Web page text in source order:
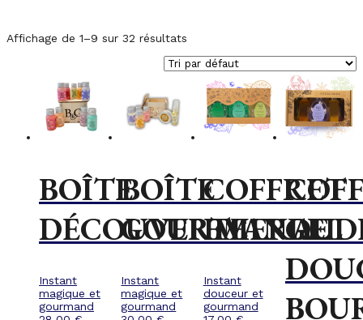
Affichage de 1–9 sur 32 résultats
BOÎTE
DÉCOUVERTE
Instant
magique et
gourmand
BOÎTE
GOURMANDE
Instant
magique et
gourmand
COFFRET
Instant
douceur et
gourmand
GEL